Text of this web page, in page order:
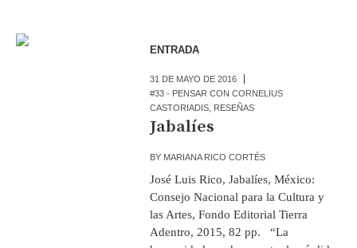
ENTRADA
31 DE MAYO DE 2016
#33 - PENSAR CON CORNELIUS
CASTORIADIS RESEÑAS
Jabalíes
BY MARIANA RICO CORTÉS
José Luis Rico, Jabalíes, México:
Consejo Nacional para la Cultura y
las Artes, Fondo Editorial Tierra
Adentro, 2015, 82 pp. “La